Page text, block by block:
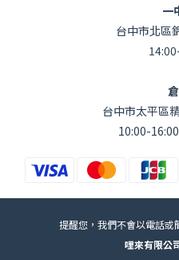
一
台中市北區
台中市太平區
10:00-
提醒您，我們不會以電話或
哩來有限公